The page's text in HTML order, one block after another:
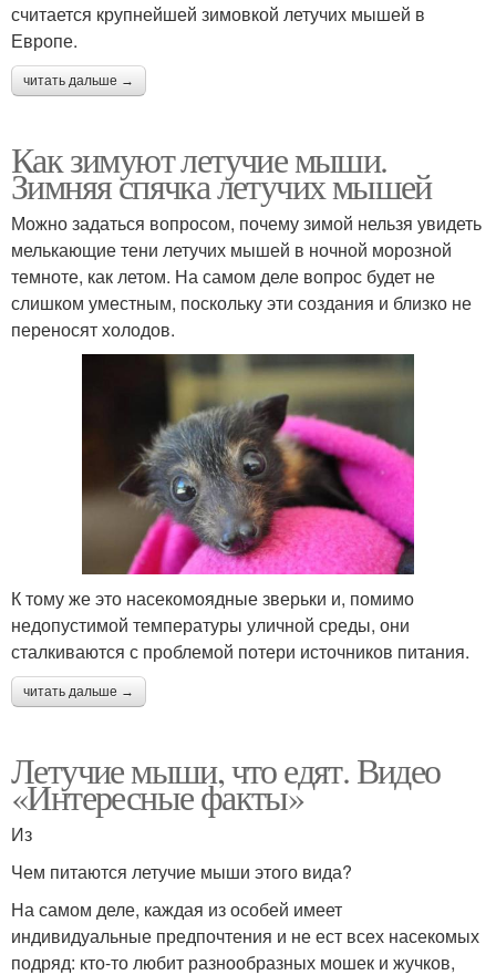
считается крупнейшей зимовкой летучих мышей в
Европе.
читать дальше →
Как зимуют летучие мыши.
Зимняя спячка летучих мышей
Можно задаться вопросом, почему зимой нельзя увидеть
мелькающие тени летучих мышей в ночной морозной
темноте, как летом. На самом деле вопрос будет не
слишком уместным, поскольку эти создания и близко не
переносят холодов.
К тому же это насекомоядные зверьки и, помимо
недопустимой температуры уличной среды, они
сталкиваются с проблемой потери источников питания.
читать дальше →
Летучие мыши, что едят. Видео
«Интересные факты»
Из
Чем питаются летучие мыши этого вида?
На самом деле, каждая из особей имеет
индивидуальные предпочтения и не ест всех насекомых
подряд: кто-то любит разнообразных мошек и жучков,